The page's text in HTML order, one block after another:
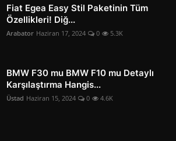
Fiat Egea Easy Stil Paketinin Tüm
Özellikleri! Diğ...
Arabator Haziran 17, 2024 0 5.3K
BMW F30 mu BMW F10 mu Detaylı
Karşılaştırma Hangis...
Üstad Haziran 15, 2024 0 4.6K